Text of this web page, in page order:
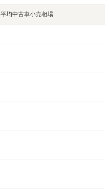
平均中古車小売相場